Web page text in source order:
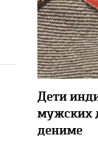
Дети
мужских
дениме